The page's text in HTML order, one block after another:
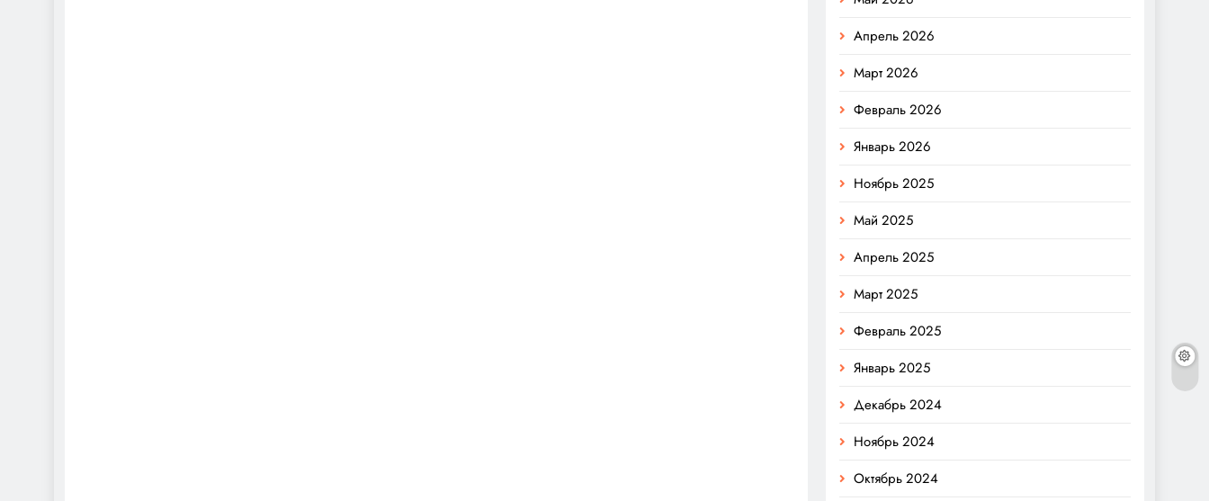
Апрель 2026
Март 2026
Февраль 2026
Январь 2026
Ноябрь 2025
Май 2025
Апрель 2025
Март 2025
Февраль 2025
Январь 2025
Декабрь 2024
Ноябрь 2024
Октябрь 2024